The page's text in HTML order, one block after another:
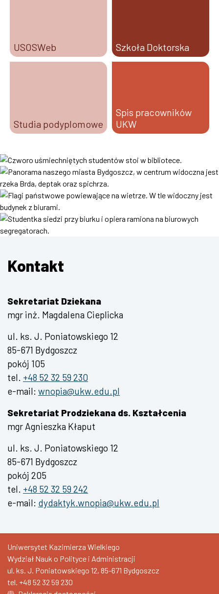
USOSWeb Szkoła Doktorska
Studia podyplomowe
Spis pracowników
UKW
Kontakt
Sekretariat Dziekana
mgr inż. Magdalena Cieplicka
ul. ks. J. Poniatowskiego 12
85-671 Bydgoszcz
pokój 105
tel. +48 52 32 59 230
e-mail: wnopia@ukw.edu.pl
Sekretariat Prodziekana ds. Kształcenia
mgr Agnieszka Kłaput
ul. ks. J. Poniatowskiego 12
85-671 Bydgoszcz
pokój 205
tel. +48 52 32 59 242
e-mail: dydaktyk.wnopia@ukw.edu.pl
Uniwersytet Kazimierza Wielkiego
Wydział Nauk o Polityce i Administracji
ul. ks. J. Poniatowskiego 12, 85-671 Bydgoszcz
tel. +48 52 32 59 230